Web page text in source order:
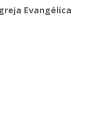
Evangélica